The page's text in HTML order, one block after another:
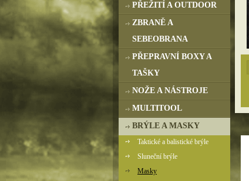
PŘEŽITÍ A OUTDOOR
ZBRANĚ A
SEBEOBRANA
PŘEPRAVNÍ BOXY A
TAŠKY
NOŽE A NÁSTROJE
MULTITOOL
BRÝLE A MASKY
Taktické a balistické brýle
Sluneční brýle
Masky